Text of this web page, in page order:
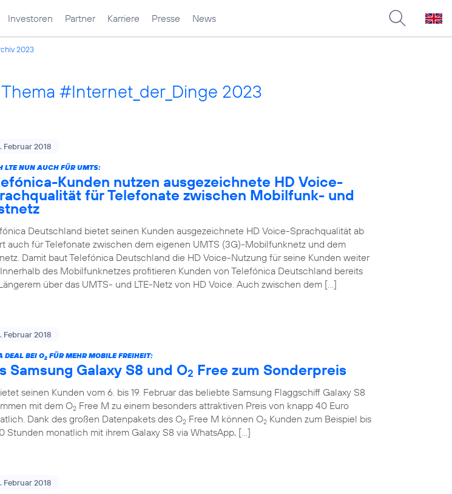
Investoren Partner Karriere Presse News
2023
#Internet_der_Dinge 2023
Februar 2018
LTE NUN AUCH FÜR UMTS:
Kunden nutzen ausgezeichnete HD Voice-
für Telefonate zwischen Mobilfunk- und
Deutschland bietet seinen Kunden ausgezeichnete HD Voice-Sprachqualität ab
auch für Telefonate zwischen dem eigenen UMTS (3G)-Mobilfunknetz und dem
Damit baut Telefónica Deutschland die HD Voice-Nutzung für seine Kunden weiter
Innerhalb des Mobilfunknetzes profitieren Kunden von Telefónica Deutschland bereits
über das UMTS- und LTE-Netz von HD Voice. Auch zwischen dem […]
Februar 2018
DEAL BEI O2 FÜR MEHR MOBILE FREIHEIT:
Samsung Galaxy S8 und O2 Free zum Sonderpreis
seinen Kunden vom 6. bis 19. Februar das beliebte Samsung Flaggschiff Galaxy S8
mit dem O2 Free M zu einem besonders attraktiven Preis von knapp 40 Euro
Dank des großen Datenpakets des O2 Free M können O2 Kunden zum Beispiel bis
Stunden monatlich mit ihrem Galaxy S8 via WhatsApp, […]
Februar 2018